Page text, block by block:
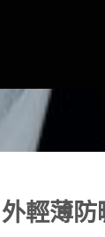
輕薄防